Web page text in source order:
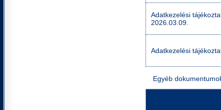
Adatkezelési
2026.03.09.
Adatkezelési
Egyéb